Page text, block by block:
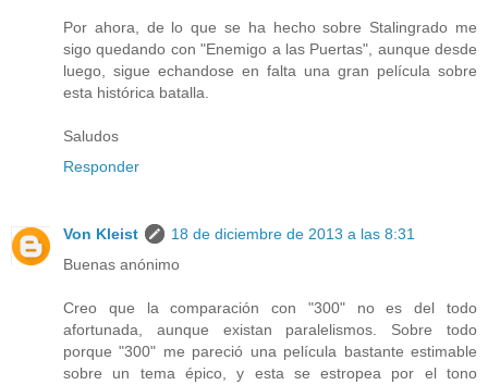
Por ahora, de lo que se ha hecho sobre Stalingrado me
sigo quedando con "Enemigo a las Puertas", aunque desde
luego, sigue echandose en falta una gran película sobre
esta histórica batalla.
Saludos
Responder
Von Kleist
18 de diciembre de 2013 a las 8:31
Buenas anónimo
Creo que la comparación con "300" no es del todo
afortunada, aunque existan paralelismos. Sobre todo
porque "300" me pareció una película bastante estimable
sobre un tema épico, y esta se estropea por el tono